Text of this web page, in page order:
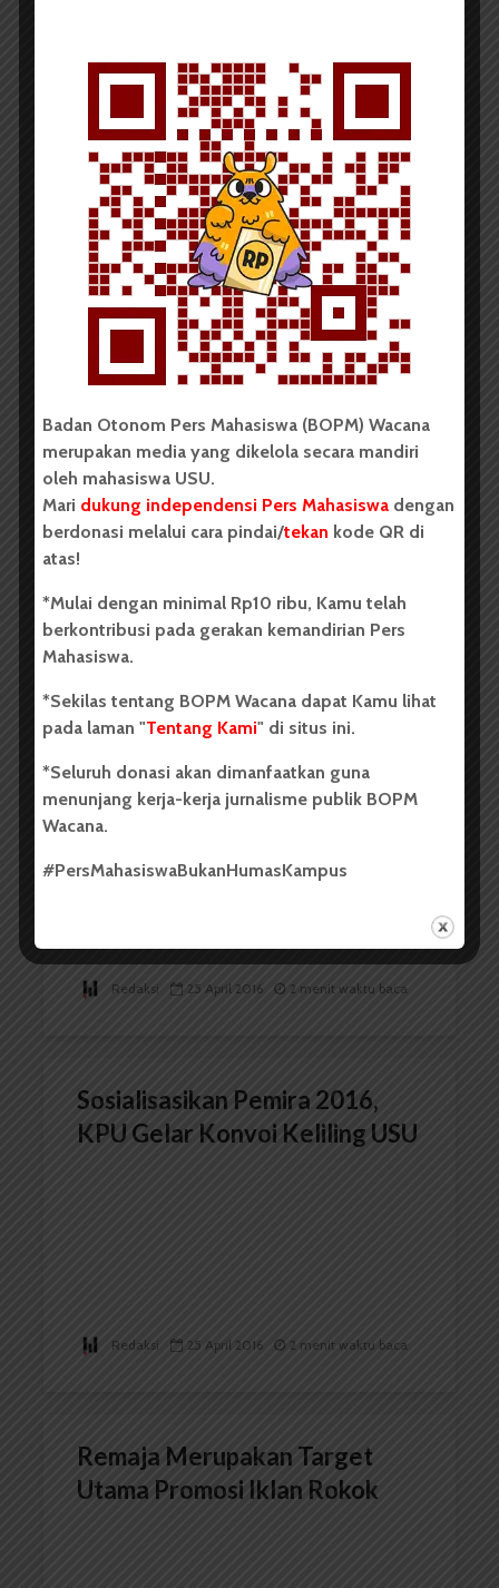
Gugat KPU USU
Redaksi 17 Mei 2016 2 menit waktu baca
Peringati Hari Perawat
Internasional, FKep Adakan...
Redaksi 13 Mei 2016 1 menit waktu baca
Konvoi Sosialisasi Pemira Tak
Maksimal, KAM Nasionalis...
Redaksi 25 April 2016 2 menit waktu baca
Sosialisasikan Pemira 2016,
KPU Gelar Konvoi Keliling USU
Redaksi 25 April 2016 2 menit waktu baca
Remaja Merupakan Target
Utama Promosi Iklan Rokok
Badan Otonom Pers Mahasiswa (BOPM) Wacana
merupakan media yang dikelola secara mandiri
oleh mahasiswa USU.
Mari dukung independensi Pers Mahasiswa dengan
berdonasi melalui cara pindai/tekan kode QR di
atas!
*Mulai dengan minimal Rp10 ribu, Kamu telah
berkontribusi pada gerakan kemandirian Pers
Mahasiswa.
*Sekilas tentang BOPM Wacana dapat Kamu lihat
pada laman "Tentang Kami" di situs ini.
*Seluruh donasi akan dimanfaatkan guna
menunjang kerja-kerja jurnalisme publik BOPM
Wacana.
#PersMahasiswaBukanHumasKampus